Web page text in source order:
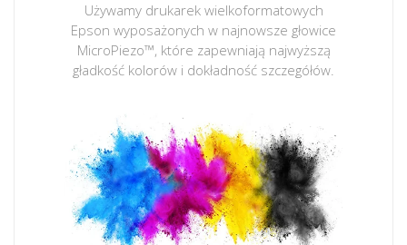
Używamy drukarek wielkoformatowych
Epson wyposażonych w najnowsze głowice
MicroPiezo™, które zapewniają najwyższą
gładkość kolorów i dokładność szczegółów.